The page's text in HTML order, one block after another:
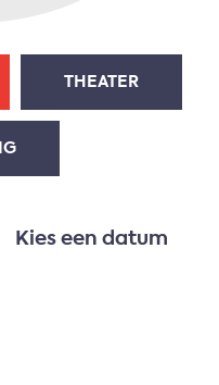
THEATER
Kies een datum